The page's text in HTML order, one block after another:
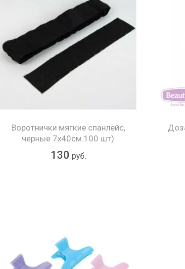
Воротнички мягкие спанлейс,
черные 7х40см.100 шт)
130 руб.